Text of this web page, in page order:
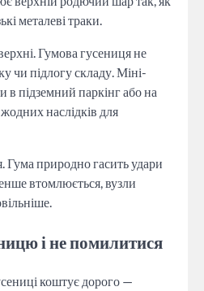
металеві траки.
Гумова гусениця не
чи підлогу складу. Міні-
в підземний паркінг або на
наслідків для
Гума природно гасить удари
втомлюється, вузли
і не помилитися
коштує дорого —